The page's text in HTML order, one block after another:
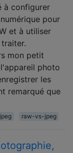
à configurer
pour
et à utiliser
mon petit
photo
les
remarqué que
jpeg raw-vs-jpeg